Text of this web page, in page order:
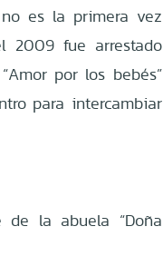
es la primera vez
2009 fue arrestado
por los bebés”
para intercambiar
la abuela “Doña